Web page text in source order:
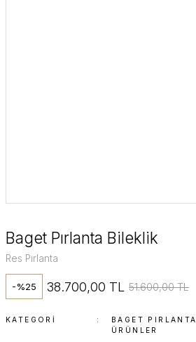
Baget Pırlanta Bileklik
Res Pırlanta
-%25 38.700,00 TL 51.600,00 TL
KATEGORI BAGET
ÜRÜNLER